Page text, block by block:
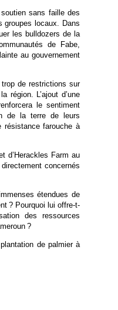
sans faille des
groupes locaux. Dans
les bulldozers de la
de Fabe,
au gouvernement
de restrictions sur
région. L’ajout d’une
le sentiment
de la terre de leurs
résistance farouche à
d’Herackles Farm au
concernés
étendues de
? Pourquoi lui offre-t-
des ressources
?
de palmier à